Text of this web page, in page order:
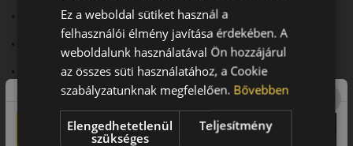
• Jó havas és nedves tapadás
• Halk futás (~69–70 dB)
• Prémium komfort
Ez a weboldal sütiket használ a
felhasználói élmény javítása érdekében. A
weboldalunk használatával Ön hozzájárul
az összes süti használatához, a Cookie
szabályzatunknak megfelelően. Bővebben
Elengedhetetlenül
szükséges
Teljesítmény